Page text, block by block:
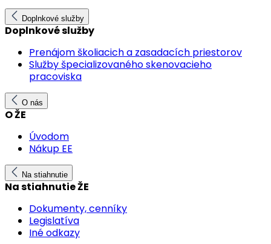
Doplnkové služby
Doplnkové služby
Prenájom školiacich a zasadacích priestorov
Služby špecializovaného skenovacieho
pracoviska
O nás
O ŽE
Úvodom
Nákup EE
Na stiahnutie
Na stiahnutie ŽE
Dokumenty, cenníky
Legislatíva
Iné odkazy